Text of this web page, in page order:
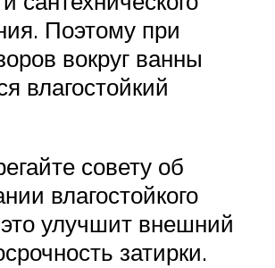
Поэтому при
вокруг ванны
влагостойкий
совету об
влагостойкого
улучшит внешний
затирки.